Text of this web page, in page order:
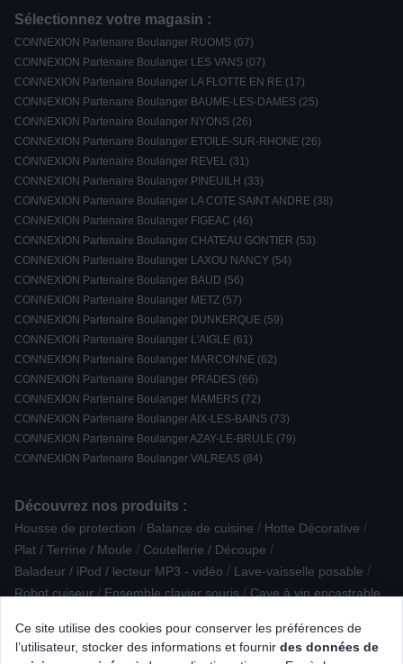
Ce site utilise des cookies pour conserver les préférences de
l’utilisateur, stocker des informations et fournir des données de
Sélectionnez votre magasin :
CONNEXION Partenaire Boulanger RUOMS (07)
CONNEXION Partenaire Boulanger LES VANS (07)
CONNEXION Partenaire Boulanger LA FLOTTE EN RE (17)
CONNEXION Partenaire Boulanger BAUME-LES-DAMES (25)
CONNEXION Partenaire Boulanger NYONS (26)
CONNEXION Partenaire Boulanger ETOILE-SUR-RHONE (26)
CONNEXION Partenaire Boulanger REVEL (31)
CONNEXION Partenaire Boulanger PINEUILH (33)
CONNEXION Partenaire Boulanger LA COTE SAINT ANDRE (38)
CONNEXION Partenaire Boulanger FIGEAC (46)
CONNEXION Partenaire Boulanger CHATEAU GONTIER (53)
CONNEXION Partenaire Boulanger LAXOU NANCY (54)
CONNEXION Partenaire Boulanger BAUD (56)
CONNEXION Partenaire Boulanger METZ (57)
CONNEXION Partenaire Boulanger DUNKERQUE (59)
CONNEXION Partenaire Boulanger L'AIGLE (61)
CONNEXION Partenaire Boulanger MARCONNE (62)
CONNEXION Partenaire Boulanger PRADES (66)
CONNEXION Partenaire Boulanger MAMERS (72)
CONNEXION Partenaire Boulanger AIX-LES-BAINS (73)
CONNEXION Partenaire Boulanger AZAY-LE-BRULE (79)
CONNEXION Partenaire Boulanger VALREAS (84)
Découvrez nos produits :
Housse de protection / Balance de cuisine / Hotte Décorative /
Plat / Terrine / Moule / Coutellerie / Découpe /
Baladeur / iPod / lecteur MP3 - vidéo / Lave-vaisselle posable /
Robot cuiseur / Ensemble clavier souris / Cave à vin encastrable
Modem / routeur wifi / Réfrigérateur 2 portes Objectif photo
Appareil photo obj. interchangeable